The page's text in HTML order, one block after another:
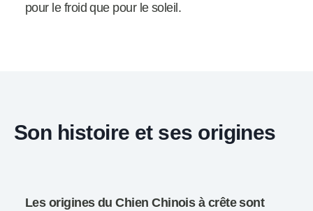
pour le froid que pour le soleil.
Son histoire et ses origines
Les origines du Chien Chinois à crête sont